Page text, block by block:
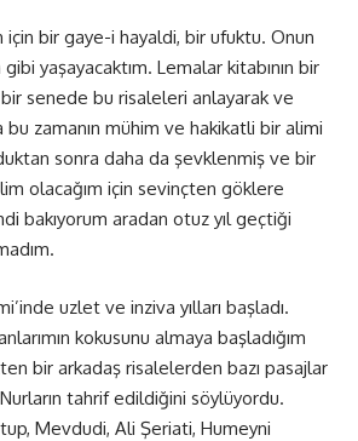
için bir gaye-i hayaldi, bir ufuktu. Onun
yaşayacaktım. Lemalar kitabının bir
senede bu risaleleri anlayarak ve
zamanın mühim ve hakikatli bir alimi
sonra daha da şevklenmiş ve bir
olacağım için sevinçten göklere
bakıyorum aradan otuz yıl geçtiği
uzlet ve inziva yılları başladı.
kokusunu almaya başladığım
bir arkadaş risalelerden bazı pasajlar
tahrif edildiğini söylüyordu.
Mevdudi, Ali Şeriati, Humeyni